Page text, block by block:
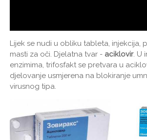
Lijek se nudi u obliku tableta, injekcija,
masti za oči. Djelatna tvar - aciklovir. U
enzimima, trifosfakt se pretvara u
djelovanje usmjerena na blokiranje
virusnog tipa.